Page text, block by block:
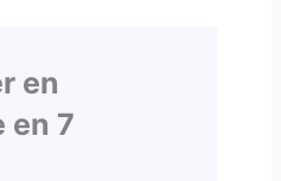
en
en 7